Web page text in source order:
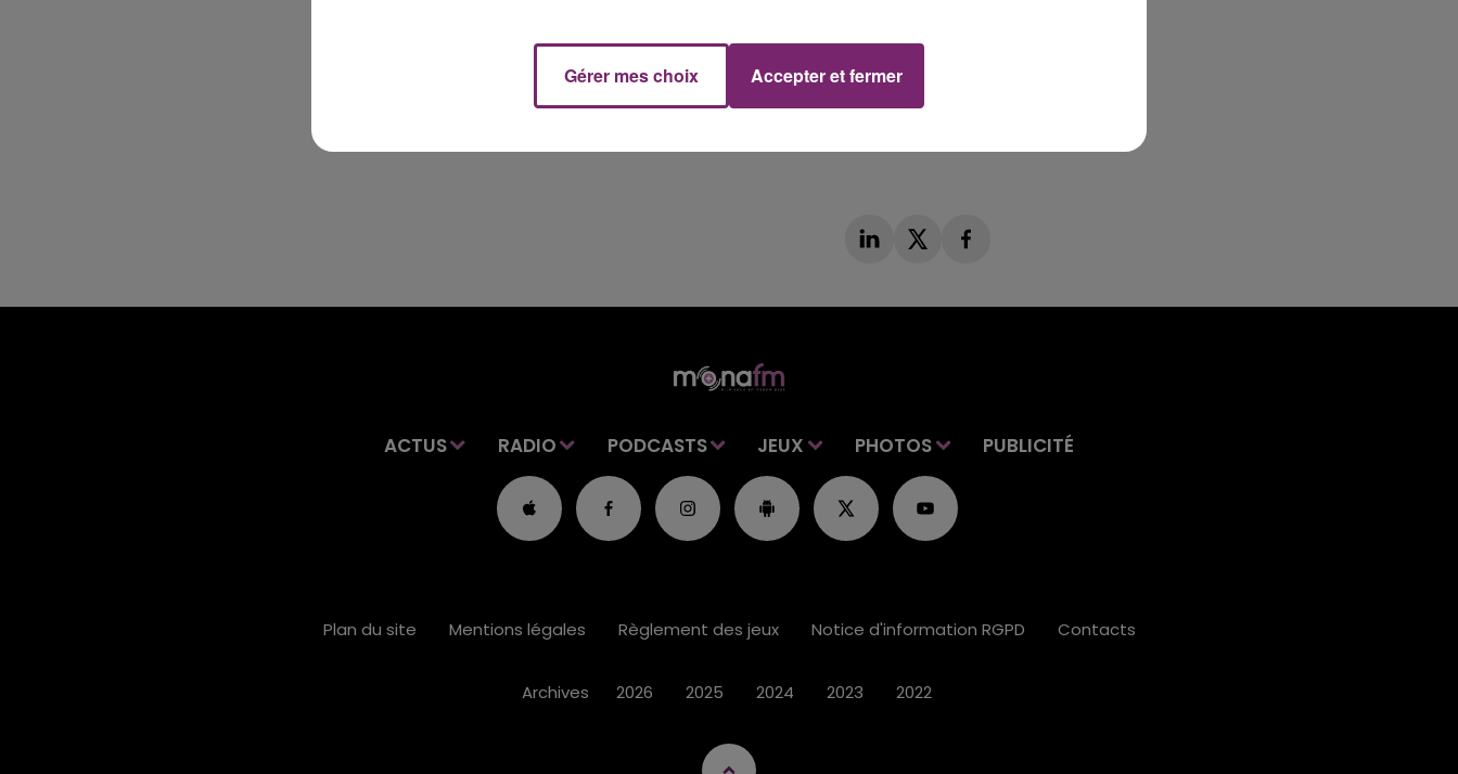
ACTUS RADIO PODCASTS JEUX PHOTOS PUBLICITÉ
Plan du site Mentions légales Règlement des jeux Notice d'information RGPD Contacts
Archives 2026 2025 2024 2023 2022
Gérer mes choix Accepter et fermer